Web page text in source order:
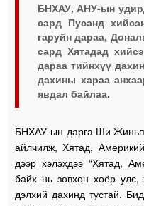
БНХАУ, АНУ-ын
сард Пусанд
гаруйн дараа,
сард Хятадад
дараа тийнхүү
дахины хараа
явдал байлаа.
БНХАУ-ын дарга Ши
айлчилж, Хятад,
дээр хэлэхдээ “Хятад,
байх нь зөвхөн хоёр
дэлхий дахинд тустай.